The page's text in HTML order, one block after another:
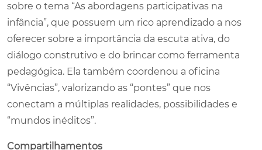
sobre o tema “As abordagens participativas na
infância”, que possuem um rico aprendizado a nos
oferecer sobre a importância da escuta ativa, do
diálogo construtivo e do brincar como ferramenta
pedagógica. Ela também coordenou a oficina
“Vivências”, valorizando as “pontes” que nos
conectam a múltiplas realidades, possibilidades e
“mundos inéditos”.
Compartilhamentos